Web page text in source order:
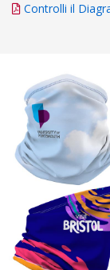
Controlli il